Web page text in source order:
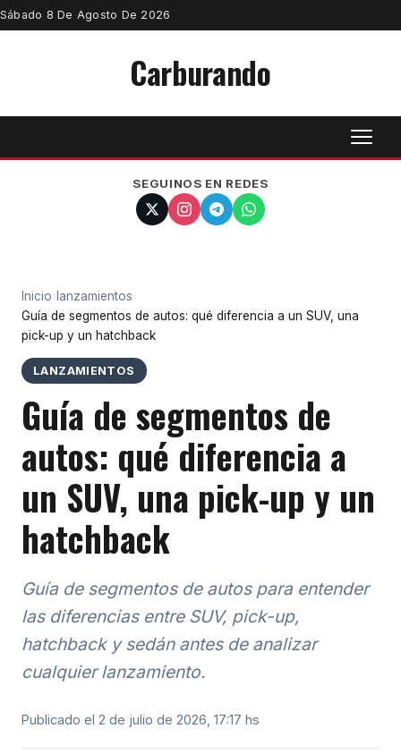
Sábado 8 De Agosto De 2026
Carburando
SEGUINOS EN REDES
Inicio› lanzamientos›
Guía de segmentos de autos: qué diferencia a un SUV, una
pick-up y un hatchback
LANZAMIENTOS
Guía de segmentos de
autos: qué diferencia a
un SUV, una pick-up y un
hatchback
Guía de segmentos de autos para entender
las diferencias entre SUV, pick-up,
hatchback y sedán antes de analizar
cualquier lanzamiento.
Publicado el 2 de julio de 2026, 17:17 hs